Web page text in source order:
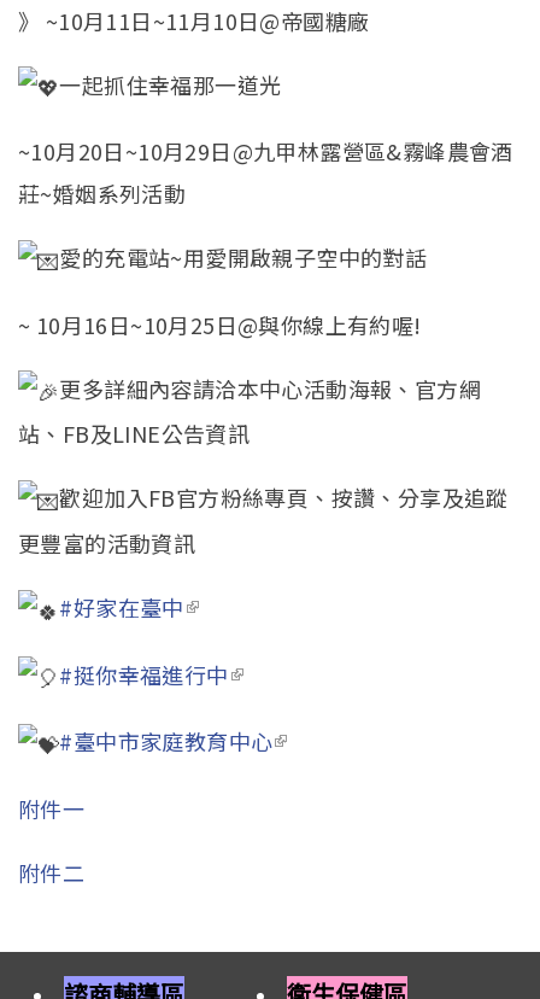
》 ~10月11日~11月10日@帝國糖廠
一起抓住幸福那一道光
~10月20日~10月29日@九甲林露營區&霧峰農會酒
莊~婚姻系列活動
愛的充電站~用愛開啟親子空中的對話
~ 10月16日~10月25日@與你線上有約喔!
更多詳細內容請洽本中心活動海報、官方網
站、FB及LINE公告資訊
歡迎加入FB官方粉絲專頁、按讚、分享及追蹤
更豐富的活動資訊
#好家在臺中(link is external)
#挺你幸福進行中(link is external)
#臺中市家庭教育中心(link is external)
附件一
附件二